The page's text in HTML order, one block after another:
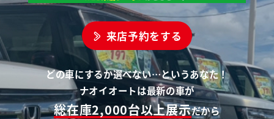
来店予約をする
どの車にするか選べない…というあなた！
ナオイオートは最新の車が
総在庫2,000台以上展示だから